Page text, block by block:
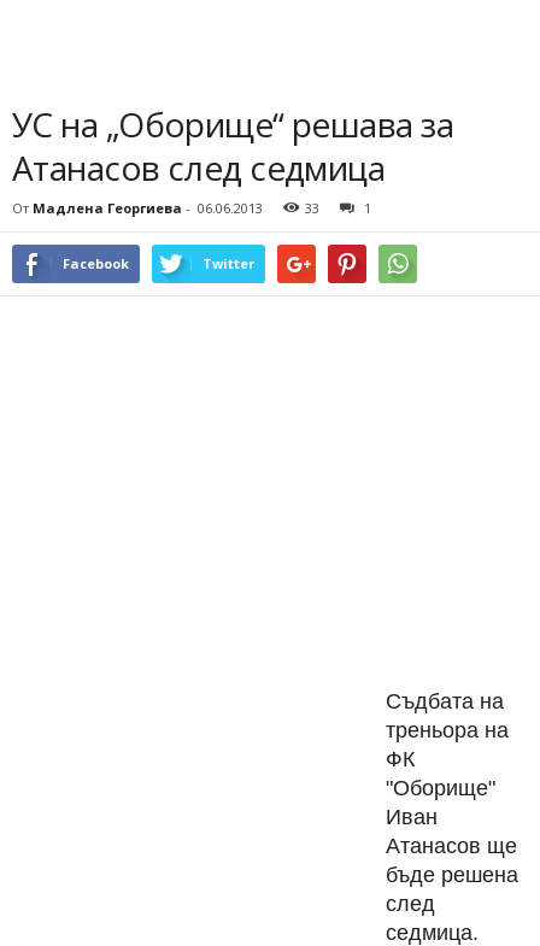
УС на „Оборище“ решава за
Атанасов след седмица
От Мадлена Георгиева - 06.06.2013 33 1
Facebook Twitter
Съдбата на
треньора на
ФК
"Оборище"
Иван
Атанасов ще
бъде решена
след
седмица.